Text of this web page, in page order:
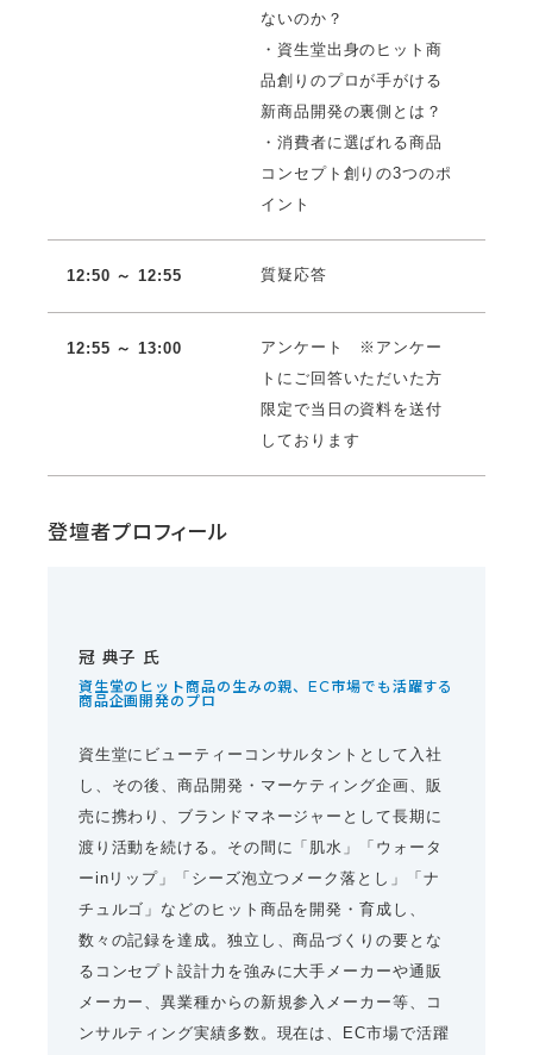
ないのか？
・資生堂出身のヒット商
品創りのプロが手がける
新商品開発の裏側とは？
・消費者に選ばれる商品
コンセプト創りの3つのポ
イント
12:50 ～ 12:55 質疑応答
12:55 ～ 13:00
アンケート ※アンケー
トにご回答いただいた方
限定で当日の資料を送付
しております
登壇者プロフィール
冠 典子 氏
資生堂のヒット商品の生みの親、EC市場でも活躍する
商品企画開発のプロ
資生堂にビューティーコンサルタントとして入社
し、その後、商品開発・マーケティング企画、販
売に携わり、ブランドマネージャーとして長期に
渡り活動を続ける。その間に「肌水」「ウォータ
ーinリップ」「シーズ泡立つメーク落とし」「ナ
チュルゴ」などのヒット商品を開発・育成し、
数々の記録を達成。独立し、商品づくりの要とな
るコンセプト設計力を強みに大手メーカーや通販
メーカー、異業種からの新規参入メーカー等、コ
ンサルティング実績多数。現在は、EC市場で活躍